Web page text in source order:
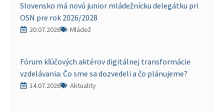
Slovensko má novú junior mládežnícku delegátku pri
OSN pre rok 2026/2028
20.07.2026 Mládež
Fórum kľúčových aktérov digitálnej transformácie
vzdelávania: Čo sme sa dozvedeli a čo plánujeme?
14.07.2026 Aktuality